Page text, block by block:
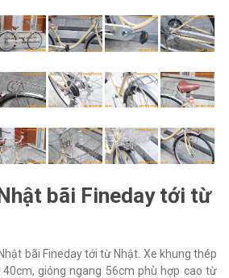
bãi Fineday tới từ
bãi Fineday tới từ Nhật. Xe khung thép
gióng ngang 56cm phù hợp cao từ